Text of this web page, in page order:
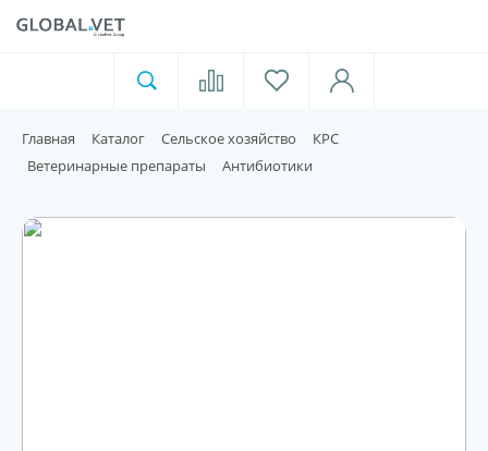
Для пищевой индустрии
Домашние животные
Главная Каталог Сельское хозяйство
КРС
Ветеринарные препараты
Антибиотики